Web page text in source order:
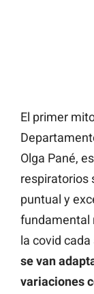
El primer
Olga Pané,
respiratorios
puntual y
fundamental
la covid cada
se van
variaciones